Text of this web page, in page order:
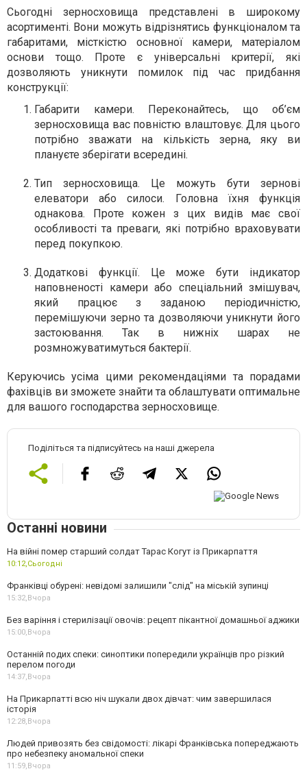
Сьогодні зерносховища представлені в широкому
асортименті. Вони можуть відрізнятись функціоналом та
габаритами, місткістю основної камери, матеріалом
основи тощо. Проте є універсальні критерії, які
дозволяють уникнути помилок під час придбання
конструкції:
Габарити камери. Переконайтесь, що об’єм
зерносховища вас повністю влаштовує. Для цього
потрібно зважати на кількість зерна, яку ви
плануєте зберігати всередині.
Тип зерносховища. Це можуть бути зернові
елеватори або силоси. Головна їхня функція
однакова. Проте кожен з цих видів має свої
особливості та преваги, які потрібно враховувати
перед покупкою.
Додаткові функції. Це може бути індикатор
наповненості камери або спеціальний змішувач,
який працює з заданою періодичністю,
перемішуючи зерно та дозволяючи уникнути його
застоювання. Так в нижніх шарах не
розмножуватимуться бактерії.
Керуючись усіма цими рекомендаціями та порадами
фахівців ви зможете знайти та облаштувати оптимальне
для вашого господарства зерносховище.
Поділіться та підписуйтесь на наші джерела
Останні новини
На війні помер старший солдат Тарас Когут із Прикарпаття
10:12,Сьогодні
Франківці обурені: невідомі залишили "слід" на міській зупинці
15:32, Вчора
Без варіння і стерилізації овочів: рецепт пікантної домашньої аджики
15:00, Вчора
Останній подих спеки: синоптики попередили українців про різкий
перелом погоди
14:37, Вчора
На Прикарпатті всю ніч шукали двох дівчат: чим завершилася
історія
12:28, Вчора
Людей привозять без свідомості: лікарі Франківська попереджають
про небезпеку аномальної спеки
11:59, Вчора